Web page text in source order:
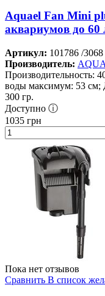
Aquael Fan Mini
аквариумов до 60
Артикул: 101786 /3068
Производитель:
Производительность:
воды максимум: 53 см;
300 гр.
Доступно ⓘ
1035 грн
Пока нет отзывов
Сравнить В список